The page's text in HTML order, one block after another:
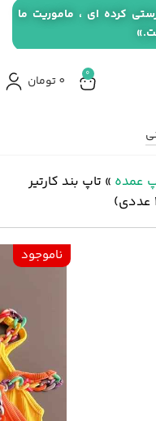
0
0تومان
عمده » تاپ بند کارتیر
ناموجود
کرده ای ، ماموریت ما